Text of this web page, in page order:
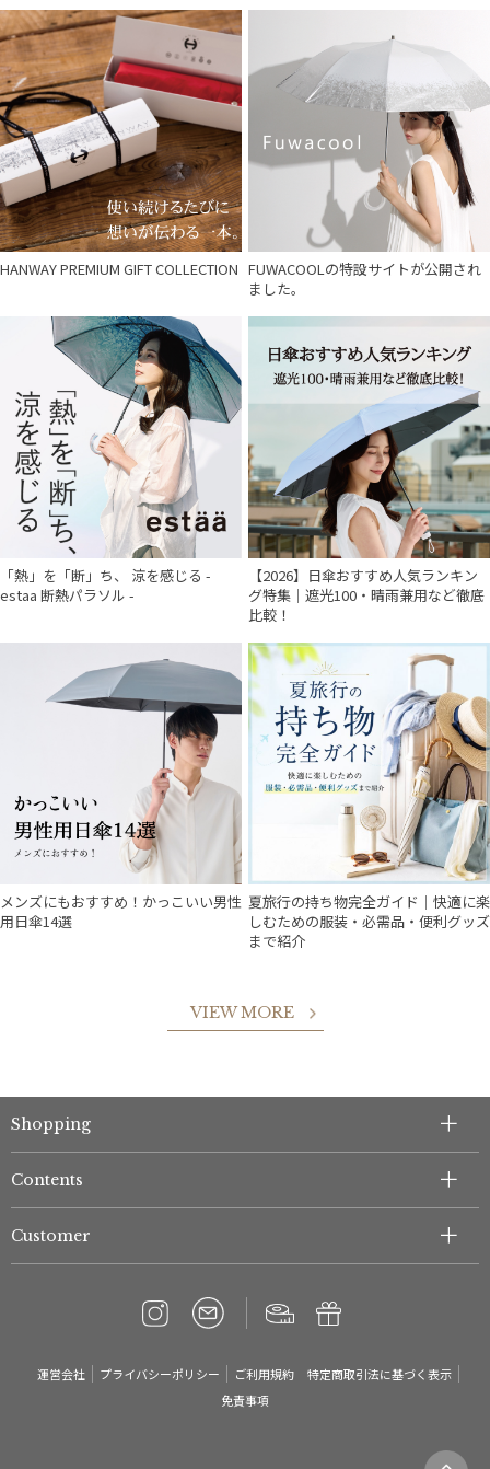
HANWAY PREMIUM GIFT COLLECTION FUWACOOLの特設サイトが公開され
ました。
「熱」を「断」ち、 涼を感じる -
estaa 断熱パラソル -
【2026】日傘おすすめ人気ランキン
グ特集｜遮光100・晴雨兼用など徹底
比較！
メンズにもおすすめ！かっこいい男性
用日傘14選
夏旅行の持ち物完全ガイド｜快適に楽
しむための服装・必需品・便利グッズ
まで紹介
VIEW MORE
Shopping
Contents
Customer
運営会社 プライバシーポリシー ご利用規約
特定商取引法に基づく表示
免責事項